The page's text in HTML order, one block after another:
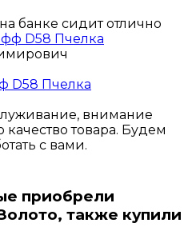
банке сидит отлично
D58 Пчелка
внимание
товара. Будем
с вами.
приобрели
также купили